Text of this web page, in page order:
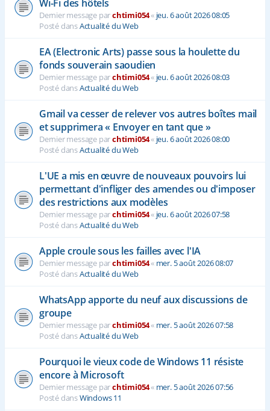
Wi-Fi des hôtels
Dernier message parchtimi054« jeu. 6 août 2026 08:05
Posté dansActualité du Web
EA (Electronic Arts) passe sous la houlette du
fonds souverain saoudien
Dernier message parchtimi054« jeu. 6 août 2026 08:03
Posté dansActualité du Web
Gmail va cesser de relever vos autres boîtes mail
et supprimera « Envoyer en tant que »
Dernier message parchtimi054« jeu. 6 août 2026 08:00
Posté dansActualité du Web
L'UE a mis en œuvre de nouveaux pouvoirs lui
permettant d'infliger des amendes ou d'imposer
des restrictions aux modèles
Dernier message parchtimi054« jeu. 6 août 2026 07:58
Posté dansActualité du Web
Apple croule sous les failles avec l'IA
Dernier message parchtimi054« mer. 5 août 2026 08:07
Posté dansActualité du Web
WhatsApp apporte du neuf aux discussions de
groupe
Dernier message parchtimi054« mer. 5 août 2026 07:58
Posté dansActualité du Web
Pourquoi le vieux code de Windows 11 résiste
encore à Microsoft
Dernier message parchtimi054« mer. 5 août 2026 07:56
Posté dansWindows 11